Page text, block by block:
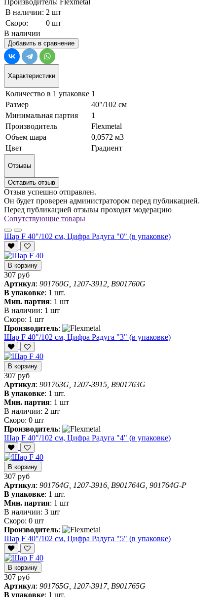
В наличии: 2 шт
Скоро:
0 шт
В наличии
Добавить в сравнение
Характеристики
Количество в 1 упаковке 1
Размер
40"/102 см
Минимальная партия
1
Производитель
Flexmetal
Объем шара
0,0572 м3
Цвет
Градиент
Отзывы
Оставить отзыв
Отзыв успешно отправлен.
Он будет проверен администратором перед публикацией.
Перед публикацией отзывы проходят модерацию
Сопутствующие товары
Шар F 40"/102 см, Цифра Радуга "0" (в упаковке)
В корзину
307 руб
Артикул: 901760G, 1207-3912, B901760G
В упаковке: 1 шт.
Мин. партия: 1 шт
В наличии: 1 шт
Скоро: 1 шт
Производитель:
Шар F 40"/102 см, Цифра Радуга "3" (в упаковке)
В корзину
307 руб
Артикул: 901763G, 1207-3915, B901763G
В упаковке: 1 шт.
Мин. партия: 1 шт
В наличии: 2 шт
Скоро: 0 шт
Производитель:
Шар F 40"/102 см, Цифра Радуга "4" (в упаковке)
В корзину
307 руб
Артикул: 901764G, 1207-3916, B901764G, 901764G-P
В упаковке: 1 шт.
Мин. партия: 1 шт
В наличии: 3 шт
Скоро: 0 шт
Производитель:
Шар F 40"/102 см, Цифра Радуга "5" (в упаковке)
В корзину
307 руб
Артикул: 901765G, 1207-3917, B901765G
В упаковке: 1 шт.